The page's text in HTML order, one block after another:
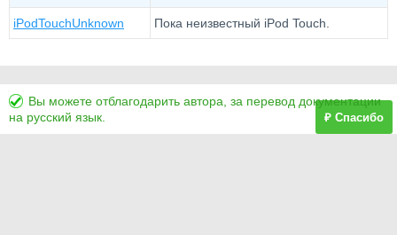
iPodTouchUnknown Пока неизвестный iPod Touch.
Вы можете отблагодарить автора, за перевод документации
на русский язык.
₽ Спасибо